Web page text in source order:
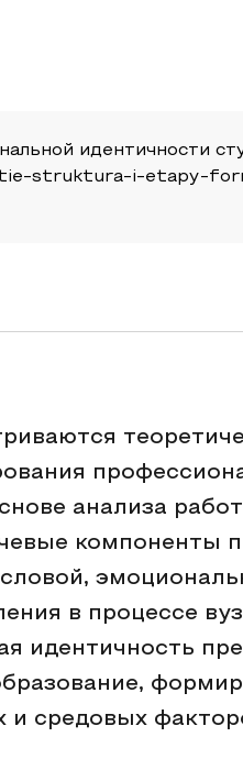
идентичности
struktura-i-etapy-
анализа
компоненты
в процессе
идентичность
и средовых